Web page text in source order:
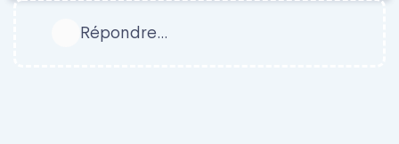
Répondre…